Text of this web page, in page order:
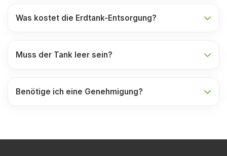
Was kostet die Erdtank-Entsorgung?
Muss der Tank leer sein?
Benötige ich eine Genehmigung?